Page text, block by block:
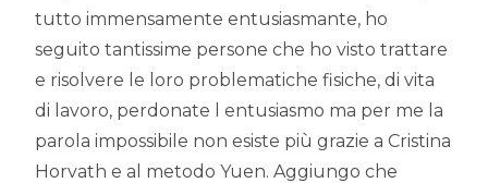
tutto immensamente entusiasmante, ho
seguito tantissime persone che ho visto trattare
e risolvere le loro problematiche fisiche, di vita
di lavoro, perdonate l entusiasmo ma per me la
parola impossibile non esiste più grazie a Cristina
Horvath e al metodo Yuen. Aggiungo che